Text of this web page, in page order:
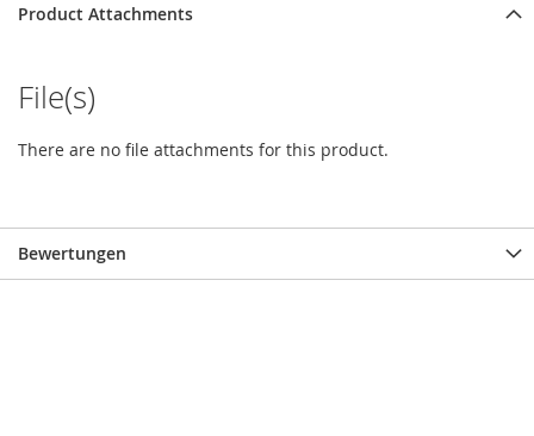
Product Attachments
File(s)
There are no file attachments for this product.
Bewertungen